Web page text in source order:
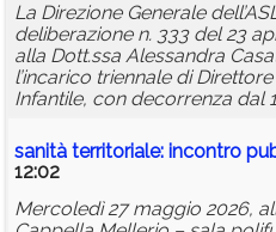
La Direzione Generale
deliberazione n. 333 del 23
alla Dott.ssa Alessandra
l’incarico triennale di
Infantile, con decorrenza dal
sanità territoriale: incontro
12:02
Mercoledì 27 maggio 2026,